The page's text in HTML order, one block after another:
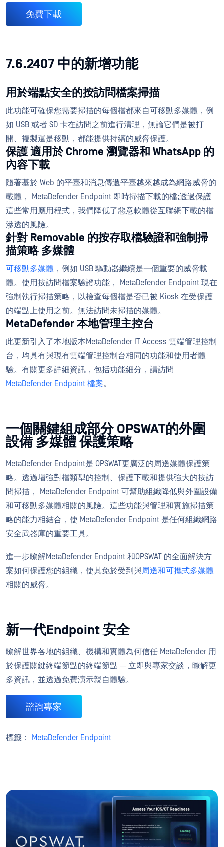
免費下載
7.6.2407 中的新增功能
用於端點安全的按訪問檔案掃描
此功能可確保您需要掃描的每個檔都來自可移動多媒體，例
如 USB 或者 SD 卡在訪問之前進行清理，無論它們是被打
開、複製還是移動，都能提供持續的威脅保護。
保護 適用於 Chrome 瀏覽器和 WhatsApp 的
內容下載
隨著基於 Web 的平臺和消息傳遞平臺越來越成為網路威脅的
載體， MetaDefender Endpoint 即時掃描下載的檔;透過保護
這些常用應用程式，我們降低了惡意軟體從互聯網下載的檔
滲透的風險。
針對 Removable 的按存取檔驗證和強制掃
描策略 多媒體
可移動多媒體 ，例如 USB 驅動器繼續是一個重要的威脅載
體。使用按訪問檔案驗證功能， MetaDefender Endpoint 現在
強制執行掃描策略，以檢查每個檔是否已被 Kiosk 在受保護
的端點上使用之前。無法訪問未掃描的媒體。
MetaDefender 本地管理主控台
此更新引入了本地版本MetaDefender IT Access 雲端管理控制
台，均具有與現有雲端管理控制台相同的功能和使用者體
驗。有關更多詳細資訊，包括功能細分，請訪問
MetaDefender Endpoint 檔案。
一個關鍵組成部分 OPSWAT的外圍
設備 多媒體 保護策略
MetaDefender Endpoint是 OPSWAT更廣泛的周邊媒體保護策
略。透過增強對檔類型的控制、保護下載和提供強大的按訪
問掃描， MetaDefender Endpoint 可幫助組織降低與外圍設備
和可移動多媒體相關的風險。這些功能與管理和實施掃描策
略的能力相結合，使 MetaDefender Endpoint 是任何組織網路
安全武器庫的重要工具。
進一步瞭解MetaDefender Endpoint 和OPSWAT 的全面解決方
案如何保護您的組織，使其免於受到與周邊和可攜式多媒體
相關的威脅。
新一代Endpoint 安全
瞭解世界各地的組織、機構和實體為何信任 MetaDefender 用
於保護關鍵終端節點的終端節點 — 立即與專家交談，瞭解更
多資訊，並透過免費演示親自體驗。
諮詢專家
標籤： MetaDefender Endpoint